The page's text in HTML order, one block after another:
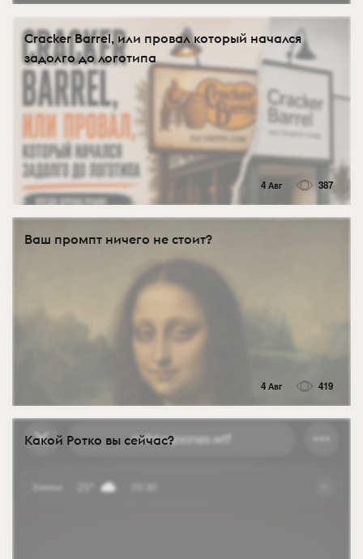
Cracker Barrel, или провал который начался
задолго до логотипа
4 Авг 387
Ваш промпт ничего не стоит?
4 Авг 419
Какой Ротко вы сейчас?